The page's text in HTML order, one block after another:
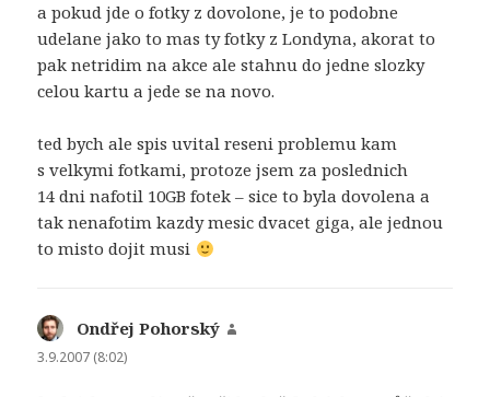
a pokud jde o fotky z dovolone, je to podobne
udelane jako to mas ty fotky z Londyna, akorat to
pak netridim na akce ale stahnu do jedne slozky
celou kartu a jede se na novo.
ted bych ale spis uvital reseni problemu kam
s velkymi fotkami, protoze jsem za poslednich
14 dni nafotil 10GB fotek – sice to byla dovolena a
tak nenafotim kazdy mesic dvacet giga, ale jednou
to misto dojit musi
Ondřej Pohorský
3.9.2007 (8:02)